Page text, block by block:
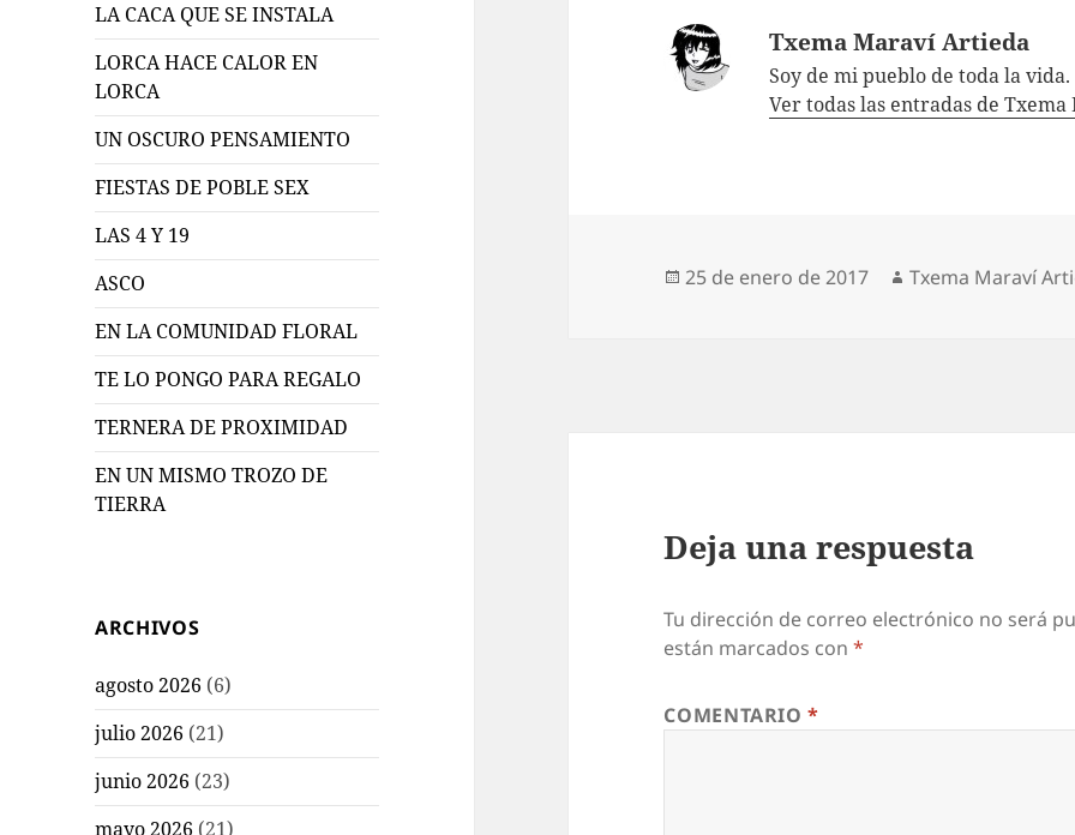
LA CACA QUE SE INSTALA
LORCA HACE CALOR EN
LORCA
UN OSCURO PENSAMIENTO
FIESTAS DE POBLE SEX
LAS 4 Y 19
ASCO
EN LA COMUNIDAD FLORAL
TE LO PONGO PARA REGALO
TERNERA DE PROXIMIDAD
EN UN MISMO TROZO DE
TIERRA
ARCHIVOS
agosto 2026 (6)
julio 2026 (21)
junio 2026 (23)
mayo 2026 (21)
Txema Maraví Artieda
Soy de mi pueblo de toda la vida.
Ver todas las entradas de
Publicado
25 de enero de 2017 Autor
Txema Maraví
Deja una respuesta
Tu dirección de correo electrónico no será
están marcados con*
COMENTARIO*